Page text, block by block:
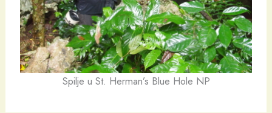
Spilje u St. Herman’s Blue Hole NP